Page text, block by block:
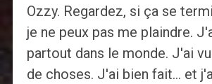
Ozzy. Regardez, si ça se
je ne peux pas me plaindre.
partout dans le monde. J'ai
de choses. J'ai bien fait… et